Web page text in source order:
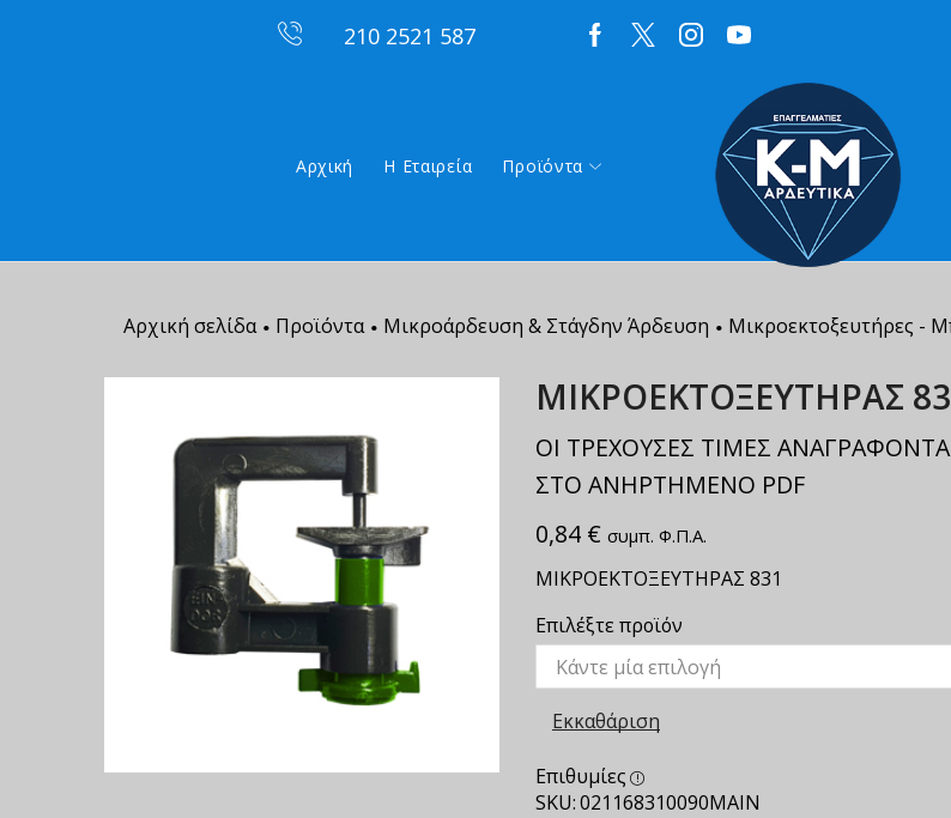
210 2521 587
Αρχική Η Εταιρεία Προϊόντα
Αρχική σελίδα • Προϊόντα • Μικροάρδευση & Στάγδην Άρδευση • Μικροεκτοξευτήρες -
ΜΙΚΡΟΕΚΤΟΞΕΥΤΗΡΑΣ
ΟΙ ΤΡΕΧΟΥΣΕΣ ΤΙΜΕΣ
ΣΤΟ ΑΝΗΡΤΗΜΕΝΟ PDF
0,84 € συμπ. Φ.Π.Α.
ΜΙΚΡΟΕΚΤΟΞΕΥΤΗΡΑΣ 831
Επιλέξτε προϊόν
Εκκαθάριση
Επιθυμίες
SKU:021168310090ΜΑΙΝ